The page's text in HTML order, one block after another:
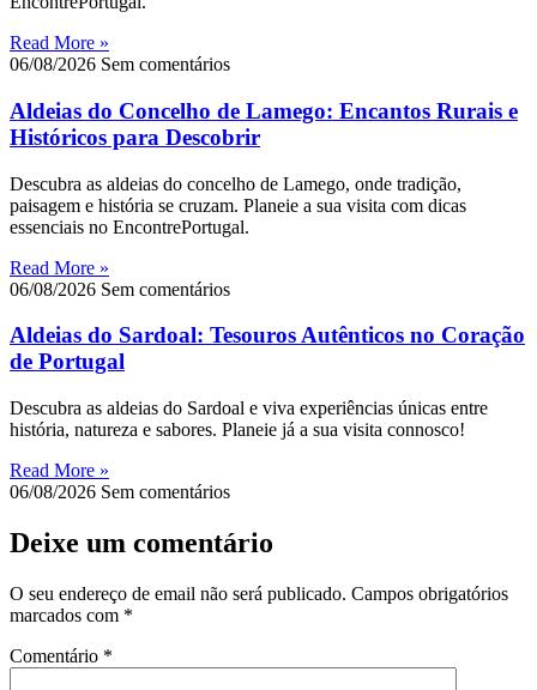
Read More »
06/08/2026 Sem comentários
Aldeias do Concelho de Lamego: Encantos Rurais e
Históricos para Descobrir
Descubra as aldeias do concelho de Lamego, onde tradição,
paisagem e história se cruzam. Planeie a sua visita com dicas
essenciais no EncontrePortugal.
Read More »
06/08/2026 Sem comentários
Aldeias do Sardoal: Tesouros Autênticos no Coração
de Portugal
Descubra as aldeias do Sardoal e viva experiências únicas entre
história, natureza e sabores. Planeie já a sua visita connosco!
Read More »
06/08/2026 Sem comentários
Deixe um comentário
O seu endereço de email não será publicado. Campos obrigatórios
marcados com *
Comentário *